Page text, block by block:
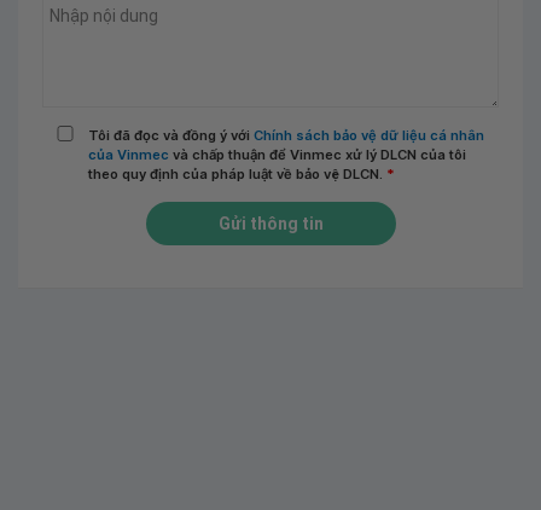
Tôi đã đọc và đồng ý với Chính sách bảo vệ dữ liệu cá nhân
của Vinmec và chấp thuận để Vinmec xử lý DLCN của tôi
theo quy định của pháp luật về bảo vệ DLCN. *
Gửi thông tin